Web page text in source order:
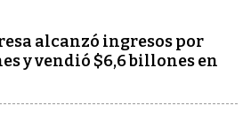
alcanzó ingresos por
y vendió $6,6 billones en